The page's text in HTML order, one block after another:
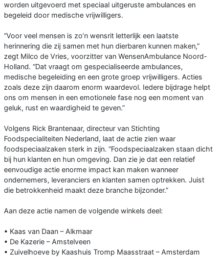
worden uitgevoerd met speciaal uitgeruste ambulances en
begeleid door medische vrijwilligers.
“Voor veel mensen is zo’n wensrit letterlijk een laatste
herinnering die zij samen met hun dierbaren kunnen maken,”
zegt Milco de Vries, voorzitter van WensenAmbulance Noord-
Holland. “Dat vraagt om gespecialiseerde ambulances,
medische begeleiding en een grote groep vrijwilligers. Acties
zoals deze zijn daarom enorm waardevol. Iedere bijdrage helpt
ons om mensen in een emotionele fase nog een moment van
geluk, rust en waardigheid te geven.”
Volgens Rick Brantenaar, directeur van Stichting
Foodspecialiteiten Nederland, laat de actie zien waar
foodspeciaalzaken sterk in zijn. “Foodspeciaalzaken staan dicht
bij hun klanten en hun omgeving. Dan zie je dat een relatief
eenvoudige actie enorme impact kan maken wanneer
ondernemers, leveranciers en klanten samen optrekken. Juist
die betrokkenheid maakt deze branche bijzonder.”
Aan deze actie namen de volgende winkels deel:
• Kaas van Daan – Alkmaar
• De Kazerie – Amstelveen
• Zuivelhoeve by Kaashuis Tromp Maasstraat – Amsterdam